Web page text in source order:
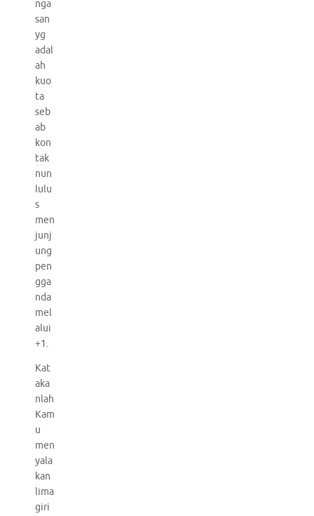
nga
san
yg
adal
ah
kuo
ta
seb
ab
kon
tak
nun
lulu
s
men
junj
ung
pen
gga
nda
mel
alui
+1.
Kat
aka
nlah
Kam
u
men
yala
kan
lima
giri